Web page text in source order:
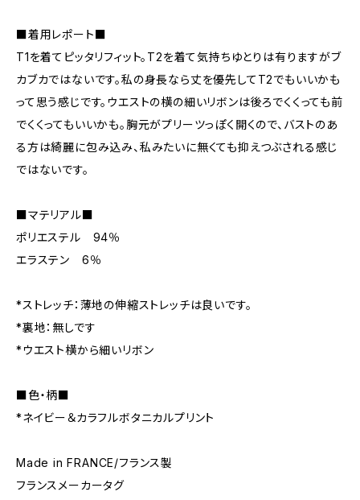
■着用レポート■
T1を着てピッタリフィット。T2を着て気持ちゆとりは有りますがブ
カブカではないです。私の身長なら丈を優先してT2でもいいかも
って思う感じです。ウエストの横の細いリボンは後ろでくくっても前
でくくってもいいかも。胸元がプリーツっぽく開くので、バストのあ
る方は綺麗に包み込み、私みたいに無くても抑えつぶされる感じ
ではないです。
■マテリアル■
ポリエステル 94％
エラステン 6％
*ストレッチ：薄地の伸縮ストレッチは良いです。
*裏地：無しです
*ウエスト横から細いリボン
■色・柄■
*ネイビー＆カラフルボタニカルプリント
Made in FRANCE/フランス製
フランスメーカータグ